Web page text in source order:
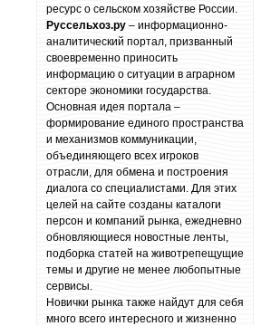
ресурс о сельском хозяйстве России.
Руссельхоз.ру – информационно-
аналитический портал, призванный
своевременно приносить
информацию о ситуации в аграрном
секторе экономики государства.
Основная идея портала –
формирование единого пространства
и механизмов коммуникации,
объединяющего всех игроков
отрасли, для обмена и построения
диалога со специалистами. Для этих
целей на сайте созданы каталоги
персон и компаний рынка, ежедневно
обновляющиеся новостные ленты,
подборка статей на животрепещущие
темы и другие не менее любопытные
сервисы.
Новички рынка также найдут для себя
много всего интересного и жизненно